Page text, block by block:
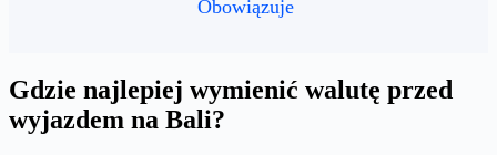
Obowiązuje
Gdzie najlepiej wymienić walutę przed
wyjazdem na Bali?